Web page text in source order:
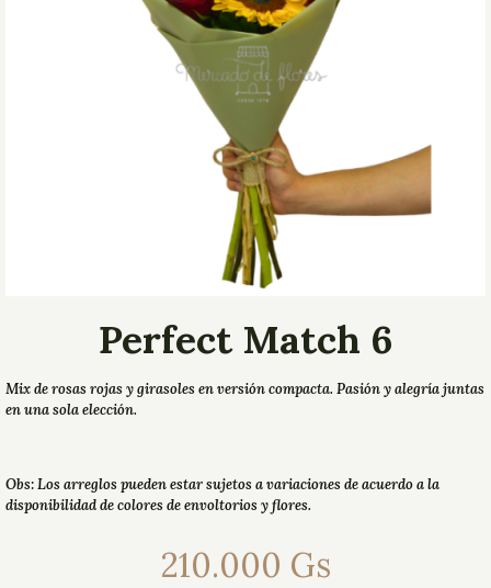
Perfect Match 6
Mix de rosas rojas y girasoles en versión compacta. Pasión y alegría juntas
en una sola elección.
Obs: Los arreglos pueden estar sujetos a variaciones de acuerdo a la
disponibilidad de colores de envoltorios y flores.
210.000 Gs